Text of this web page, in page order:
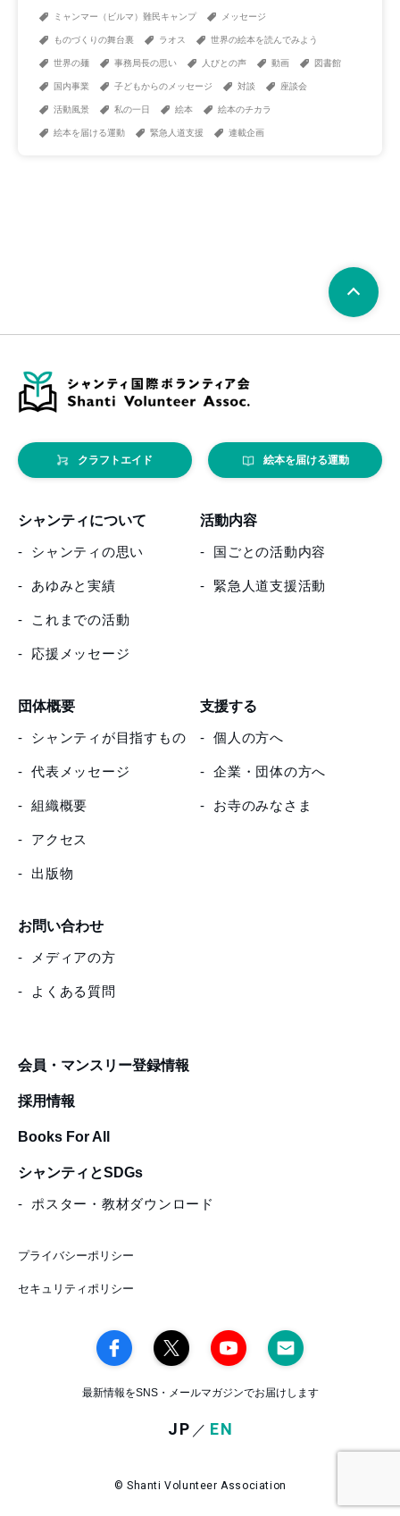
ミャンマー（ビルマ）難民キャンプ メッセージ
ものづくりの舞台裏 ラオス 世界の絵本を読んでみよう
世界の麺 事務局長の思い 人びとの声 動画 図書館
国内事業 子どもからのメッセージ 対談 座談会
活動風景 私の一日 絵本 絵本のチカラ
絵本を届ける運動 緊急人道支援 連載企画
クラフトエイド 絵本を届ける運動
シャンティについて
シャンティの思い
あゆみと実績
これまでの活動
応援メッセージ
活動内容
国ごとの活動内容
緊急人道支援活動
団体概要
シャンティが目指すもの
代表メッセージ
組織概要
アクセス
出版物
支援する
個人の方へ
企業・団体の方へ
お寺のみなさま
お問い合わせ
メディアの方
よくある質問
会員・マンスリー登録情報
採用情報
Books For All
シャンティとSDGs
ポスター・教材ダウンロード
プライバシーポリシー
セキュリティポリシー
最新情報をSNS・メールマガジンでお届けします
JP／ EN
© Shanti Volunteer Association